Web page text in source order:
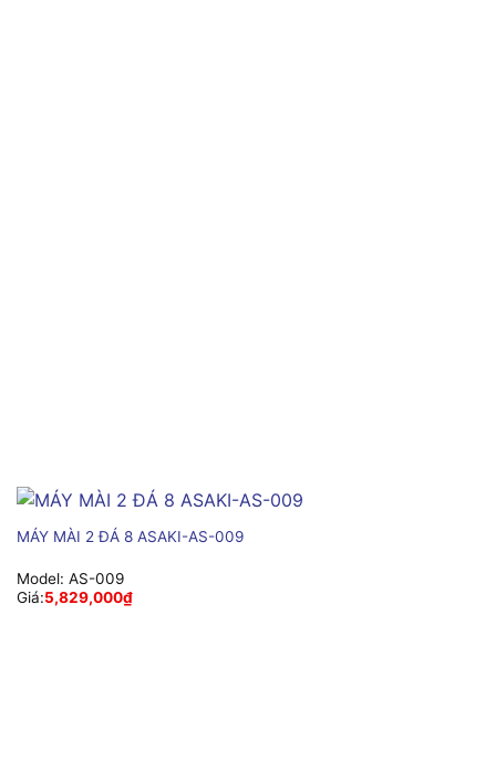
MÁY MÀI 2 ĐÁ 8 ASAKI-AS-009
Model: AS-009
Giá:5,829,000₫